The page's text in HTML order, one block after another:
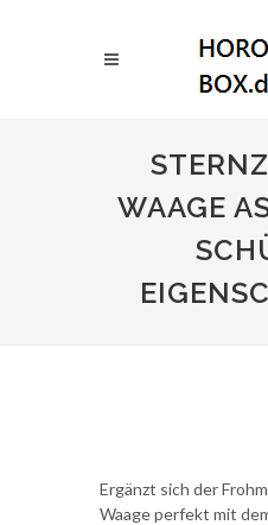
WAAGE
Ergänzt sich der
Waage perfekt mit